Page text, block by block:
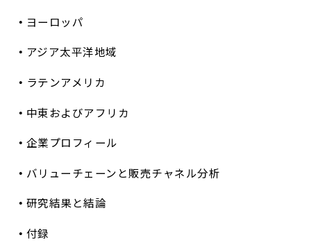
ヨーロッパ
アジア太平洋地域
ラテンアメリカ
中東およびアフリカ
企業プロフィール
バリューチェーンと販売チャネル分析
研究結果と結論
付録